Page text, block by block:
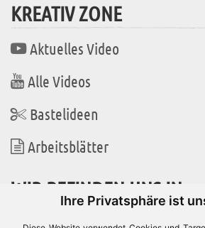
Ihre Privatsphäre ist
KREATIV ZONE
Aktuelles Video
Alle Videos
Bastelideen
Arbeitsblätter
WIR BEFINDEN UNS IN